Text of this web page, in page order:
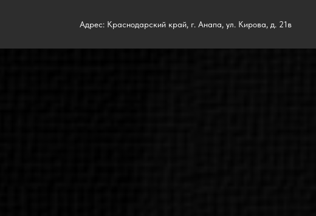
Адрес: Краснодарский край, г. Анапа, ул. Кирова, д. 21в